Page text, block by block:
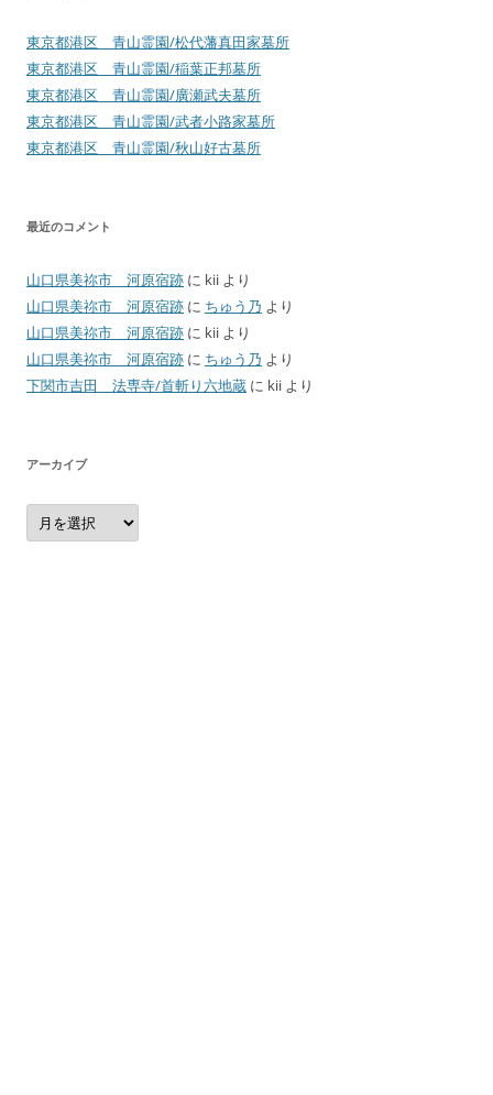
東京都港区 青山霊園/松代藩真田家墓所
東京都港区 青山霊園/稲葉正邦墓所
東京都港区 青山霊園/廣瀬武夫墓所
東京都港区 青山霊園/武者小路家墓所
東京都港区 青山霊園/秋山好古墓所
最近のコメント
山口県美祢市 河原宿跡 に kii より
山口県美祢市 河原宿跡 に ちゅう乃 より
山口県美祢市 河原宿跡 に kii より
山口県美祢市 河原宿跡 に ちゅう乃 より
下関市吉田 法専寺/首斬り六地蔵 に kii より
アーカイブ
ア
ー
カ